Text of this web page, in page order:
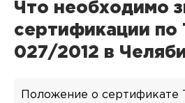
Что необходимо
сертификации по
027/2012 в
Положение о